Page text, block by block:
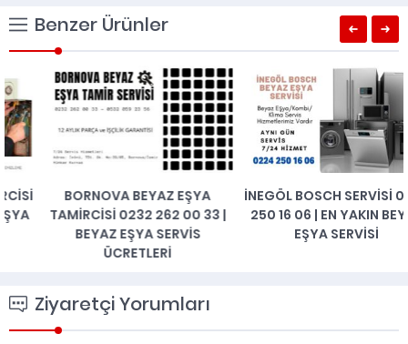
Benzer Ürünler
BORNOVA BEYAZ EŞYA
TAMIRCISI 0232 262 00 33 |
BEYAZ EŞYA SERVIS
ÜCRETLERI
İNEGÖL BOSCH SERVISI 0224
250 16 06 | EN YAKIN BEYAZ
EŞYA SERVISI
Ziyaretçi Yorumları